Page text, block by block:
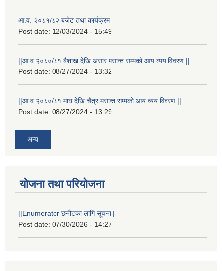
आ.व. २०८१/८२ बजेट तथा कार्यक्रम
Post date: 12/03/2024 - 15:49
||आ.व.२०८०/८१ बैशाख देखि असार मसान्त सम्मको आय व्यय विवरण ||
Post date: 08/27/2024 - 13:32
||आ.व.२०८०/८१ माघ देखि चैत्र मसान्त सम्मको आय व्यय विवरण ||
Post date: 08/27/2024 - 13:29
अन्य
योजना तथा परियोजना
||Enumerator छनौटका लागि सूचना |
Post date: 07/30/2026 - 14:27